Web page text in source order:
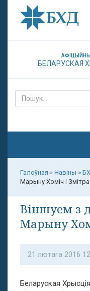
АФІЦЫЙНЫ
БЕЛАРУСКАЯ
Галоўная » Навіны »
Марыну Хоміч і
Віншуем з
Марыну
21 лютага 2016
Беларуская